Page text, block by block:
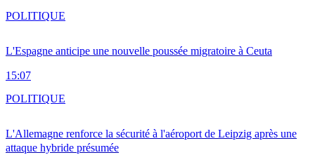
L'Espagne anticipe une nouvelle poussée migratoire à Ceuta
15:07
POLITIQUE
L'Allemagne renforce la sécurité à l'aéroport de Leipzig après une
attaque hybride présumée
POLITIQUE